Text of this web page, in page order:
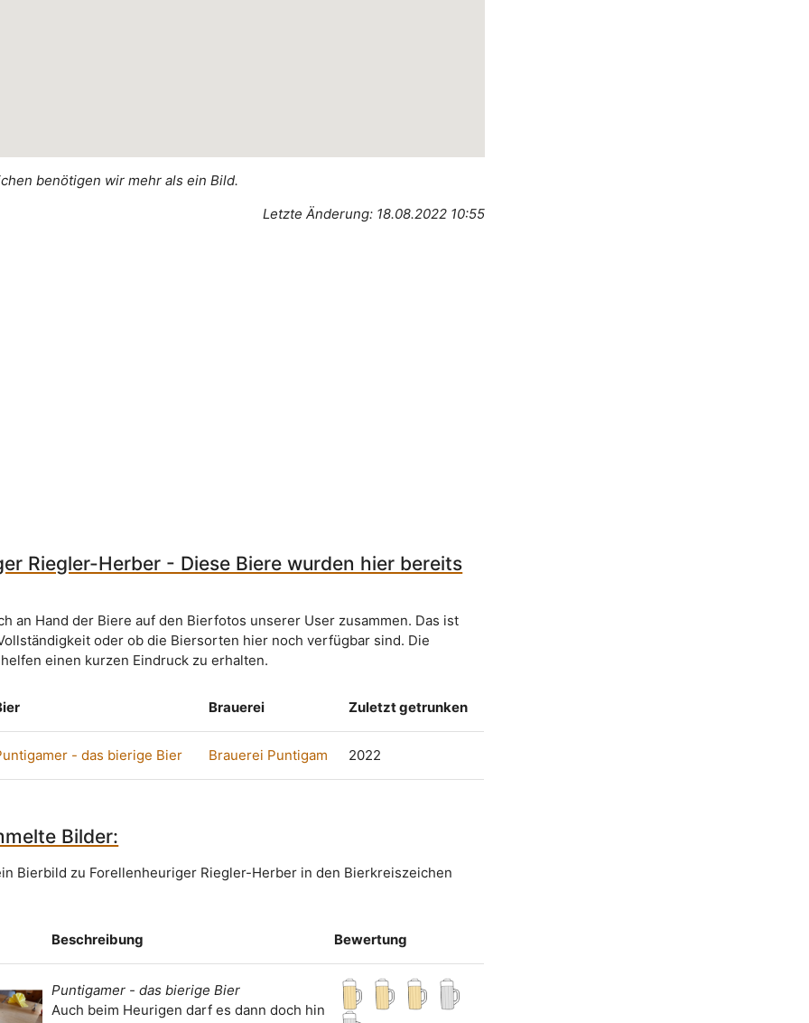
benötigen wir mehr als ein Bild.
Letzte Änderung: 18.08.2022 10:55
Riegler-Herber - Diese Biere wurden hier bereits
an Hand der Biere auf den Bierfotos unserer User zusammen. Das ist
oder ob die Biersorten hier noch verfügbar sind. Die
einen kurzen Eindruck zu erhalten.
Brauerei Zuletzt getrunken
- das bierige Bier Brauerei Puntigam 2022
Bilder:
Bierbild zu Forellenheuriger Riegler-Herber in den Bierkreiszeichen
Beschreibung Bewertung
Puntigamer - das bierige Bier
Auch beim Heurigen darf es dann doch hin